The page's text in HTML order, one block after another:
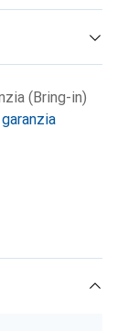
(Bring-in)